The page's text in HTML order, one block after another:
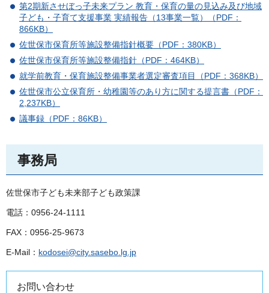
第2期新させぼっ子未来プラン 教育・保育の量の見込み及び地域
子ども・子育て支援事業 実績報告（13事業一覧）（PDF：
866KB）
佐世保市保育所等施設整備指針概要（PDF：380KB）
佐世保市保育所等施設整備指針（PDF：464KB）
就学前教育・保育施設整備事業者選定審査項目（PDF：368KB）
佐世保市公立保育所・幼稚園等のあり方に関する提言書（PDF：
2,237KB）
議事録（PDF：86KB）
事務局
佐世保市子ども未来部子ども政策課
電話：0956-24-1111
FAX：0956-25-9673
E-Mail： kodosei@city.sasebo.lg.jp
お問い合わせ